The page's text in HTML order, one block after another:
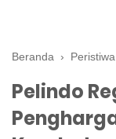
Beranda › Peristiwa
Pelindo